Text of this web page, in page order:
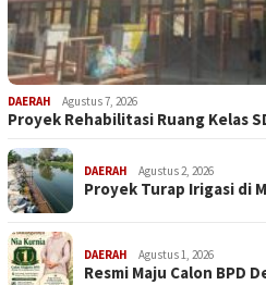
DAERAH Agustus 7, 2026
Proyek Rehabilitasi Ruang Kelas
DAERAH Agustus 2, 2026
Proyek Turap Irigasi di
DAERAH Agustus 1, 2026
Resmi Maju Calon BPD